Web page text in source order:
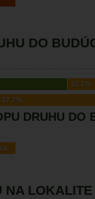
DO
32.7%
37.7%
DRUHU DO
NA